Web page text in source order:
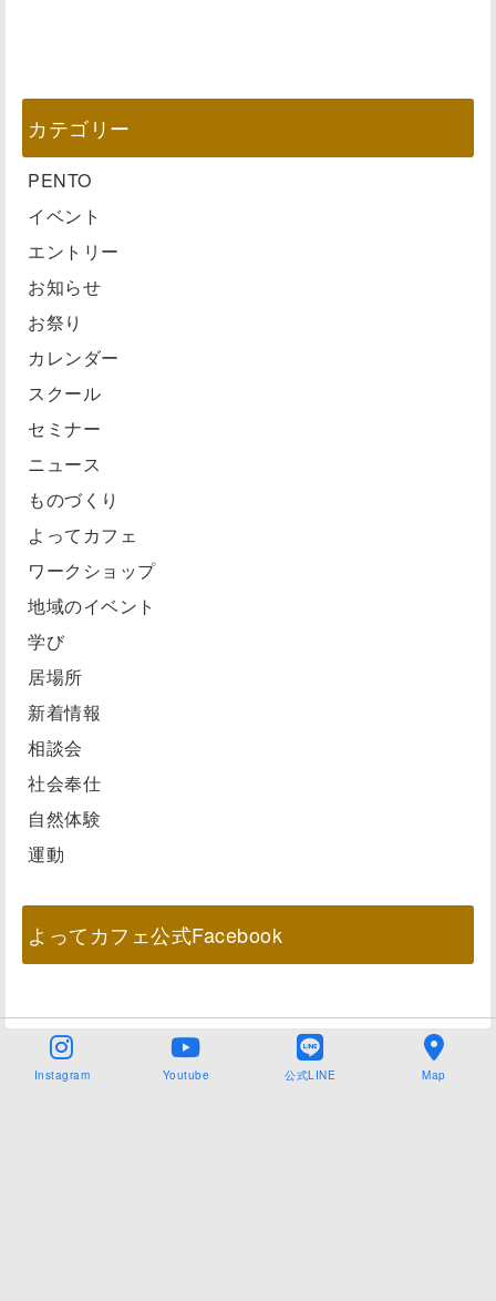
カテゴリー
PENTO
イベント
エントリー
お知らせ
お祭り
カレンダー
スクール
セミナー
ニュース
ものづくり
よってカフェ
ワークショップ
地域のイベント
学び
居場所
新着情報
相談会
社会奉仕
自然体験
運動
よってカフェ公式Facebook
Instagram Youtube 公式LINE Map